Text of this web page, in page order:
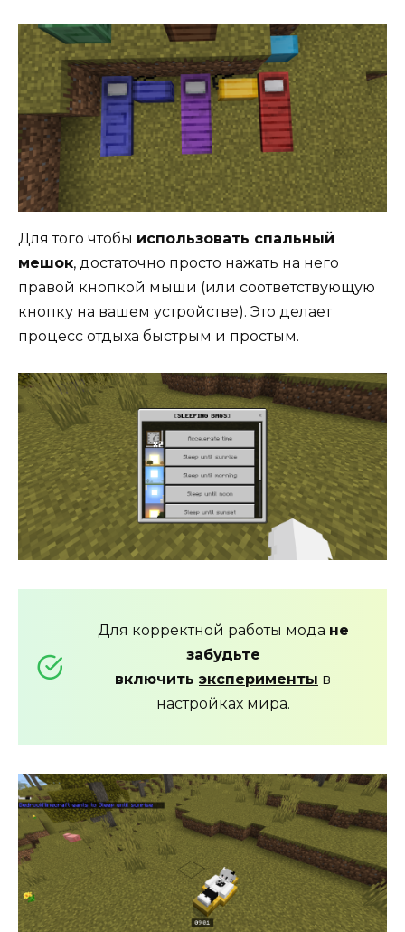
Для того чтобы использовать спальный
мешок, достаточно просто нажать на него
правой кнопкой мыши (или соответствующую
кнопку на вашем устройстве). Это делает
процесс отдыха быстрым и простым.
Для корректной работы мода не
забудьте
включить эксперименты в
настройках мира.